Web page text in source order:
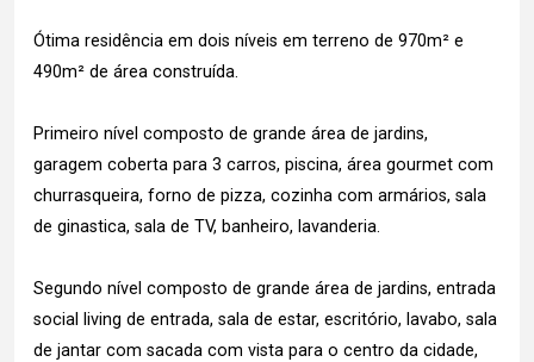
Ótima residência em dois níveis em terreno de 970m² e
490m² de área construída.
Primeiro nível composto de grande área de jardins,
garagem coberta para 3 carros, piscina, área gourmet com
churrasqueira, forno de pizza, cozinha com armários, sala
de ginastica, sala de TV, banheiro, lavanderia.
Segundo nível composto de grande área de jardins, entrada
social living de entrada, sala de estar, escritório, lavabo, sala
de jantar com sacada com vista para o centro da cidade,